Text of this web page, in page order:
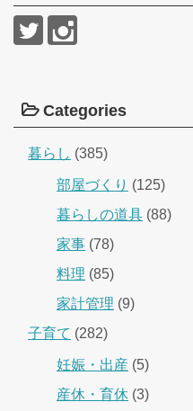
Categories
暮らし (385)
部屋づくり (125)
暮らしの道具 (88)
家事 (78)
料理 (85)
家計管理 (9)
子育て (282)
妊娠・出産 (5)
産休・育休 (3)